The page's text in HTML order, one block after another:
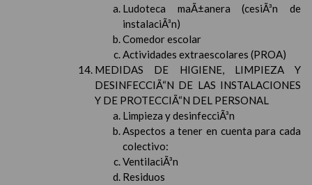
Ludoteca maÃ±anera (cesiÃ³n de
instalaciÃ³n)
Comedor escolar
Actividades extraescolares (PROA)
MEDIDAS DE HIGIENE, LIMPIEZA Y
DESINFECCIÃ“N DE LAS INSTALACIONES
Y DE PROTECCIÃ“N DEL PERSONAL
Limpieza y desinfecciÃ³n
Aspectos a tener en cuenta para cada
colectivo:
VentilaciÃ³n
Residuos